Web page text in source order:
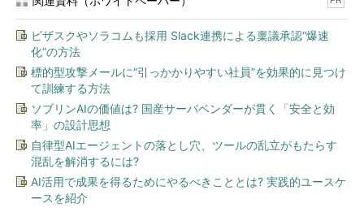
ビザスクやソラコムも採用 Slack連携による稟議承認“爆速
化”の方法
標的型攻撃メールに“引っかかりやすい社員”を効果的に見つけ
て訓練する方法
ソブリンAIの価値は? 国産サーバベンダーが貫く「安全と効
率」の設計思想
自律型AIエージェントの落とし穴、ツールの乱立がもたらす
混乱を解消するには?
AI活用で成果を得るためにやるべきこととは? 実践的ユースケ
ースを紹介